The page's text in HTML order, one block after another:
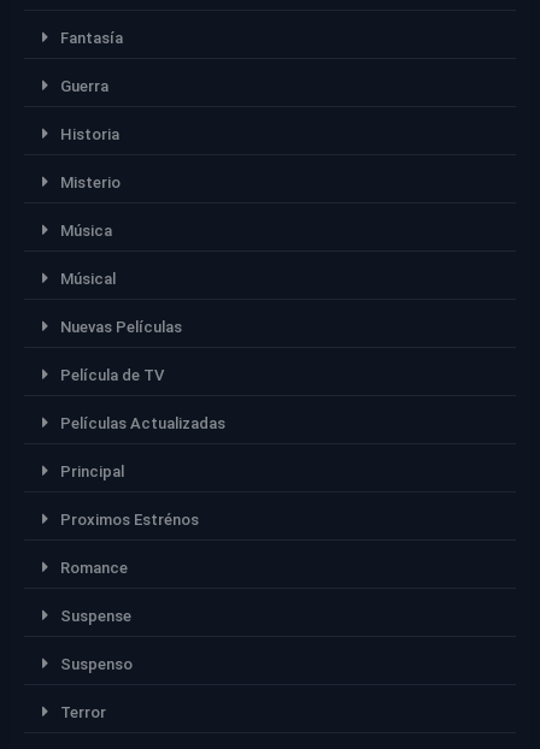
Fantasía
Guerra
Historia
Misterio
Música
Músical
Nuevas Películas
Película de TV
Películas Actualizadas
Principal
Proximos Estrénos
Romance
Suspense
Suspenso
Terror